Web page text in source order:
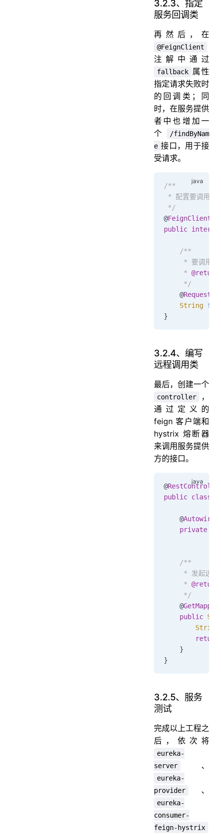
3.2.3、指定
服务回调类
再然后，在
@FeignClient
注解中通过
fallback 属性
指定请求失败时
的回调类；同
时，在服务提供
者中也增加一
个
/findByNam
e 接口，用于接
受请求。
/**
* 配置要调用的
*/
@FeignClient
public
    /**
* 要调用的
     *
@return
     */
    @
    String
}
3.2.4、编写
远程调用类
最后，创建一个
controller
，
通过定义的
feign 客户端和
hystrix 熔断器
来调用服务提供
方的接口。
@
public class
    @
Autowired
    private
    /**
* 发起远程
     *
@return
     */
    @
    public
        String
        return
    }
}
3.2.5、服务
测试
完成以上工程之
后，依次将
eureka-
server
、
eureka-
provider
、
eureka-
consumer-
feign-hystrix